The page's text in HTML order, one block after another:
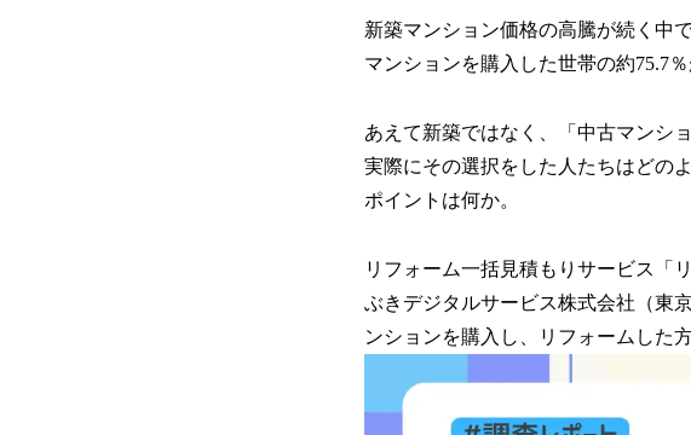
新築マンション価格の高騰が続く中
マンションを購入した世帯の約75.7
あえて新築ではなく、「中古マンシ
実際にその選択をした人たちはどの
ポイントは何か。
リフォーム一括見積もりサービス「
ぶきデジタルサービス株式会社（東
ンションを購入し、リフォームした